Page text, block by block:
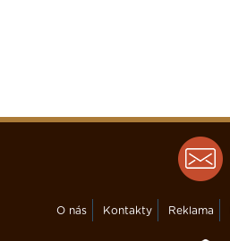
O nás Kontakty Reklama